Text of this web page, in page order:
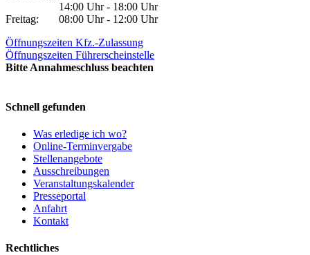
14:00 Uhr - 18:00 Uhr
Freitag:
08:00 Uhr - 12:00 Uhr
Öffnungszeiten Kfz.-Zulassung
Öffnungszeiten Führerscheinstelle
Bitte Annahmeschluss beachten
Schnell gefunden
Was erledige ich wo?
Online-Terminvergabe
Stellenangebote
Ausschreibungen
Veranstaltungskalender
Presseportal
Anfahrt
Kontakt
Rechtliches